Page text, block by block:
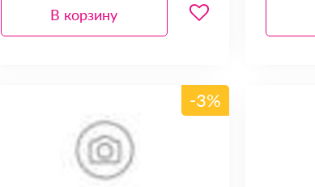
В корзину
-3%